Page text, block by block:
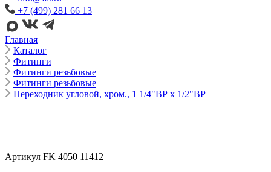
+7 (499) 281 66 13
Главная
Каталог
Фитинги
Фитинги резьбовые
Фитинги резьбовые
Переходник угловой, хром., 1 1/4"ВР х 1/2"ВР
Артикул FK 4050 11412